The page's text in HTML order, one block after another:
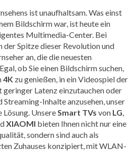
ist unaufhaltsam. Was einst
Bildschirm war, ist heute ein
Multimedia-Center. Bei
Spitze dieser Revolution und
an, die die neuesten
ob Sie einen Bildschirm suchen,
4K zu genießen, in ein Videospiel der
geringer Latenz einzutauchen oder
Streaming-Inhalte anzusehen, unser
UnsereSmart TVs von LG,
XIAOMI bieten Ihnen nicht nur eine
sondern sind auch als
Zuhauses konzipiert, mit WLAN-